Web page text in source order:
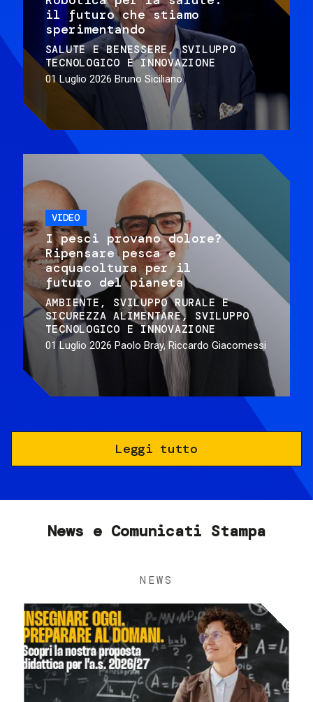
il futuro che stiamo
sperimentando
SALUTE E BENESSERE
SVILUPPO
TECNOLOGICO E INNOVAZIONE
01 Luglio 2026 Bruno Siciliano
VIDEO
I pesci provano dolore?
Ripensare pesca e
acquacoltura per il
futuro del pianeta
AMBIENTE
SVILUPPO RURALE E
SICUREZZA ALIMENTARE
SVILUPPO
TECNOLOGICO E INNOVAZIONE
01 Luglio 2026 Paolo Bray, Riccardo Giacomessi
Leggi tutto
News e Comunicati Stampa
NEWS